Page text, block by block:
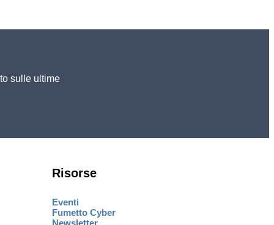
sulle ultime
Risorse
Eventi
Fumetto Cyber
Newsletter